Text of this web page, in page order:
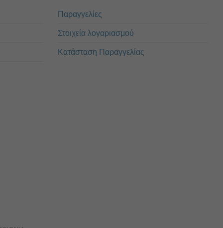
Παραγγελίες
Στοιχεία λογαριασμού
Κατάσταση Παραγγελίας